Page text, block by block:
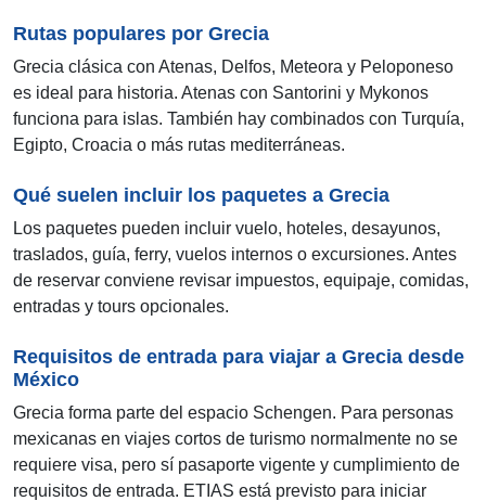
Rutas populares por Grecia
Grecia clásica con Atenas, Delfos, Meteora y Peloponeso
es ideal para historia. Atenas con Santorini y Mykonos
funciona para islas. También hay combinados con Turquía,
Egipto, Croacia o más rutas mediterráneas.
Qué suelen incluir los paquetes a Grecia
Los paquetes pueden incluir vuelo, hoteles, desayunos,
traslados, guía, ferry, vuelos internos o excursiones. Antes
de reservar conviene revisar impuestos, equipaje, comidas,
entradas y tours opcionales.
Requisitos de entrada para viajar a Grecia desde
México
Grecia forma parte del espacio Schengen. Para personas
mexicanas en viajes cortos de turismo normalmente no se
requiere visa, pero sí pasaporte vigente y cumplimiento de
requisitos de entrada. ETIAS está previsto para iniciar